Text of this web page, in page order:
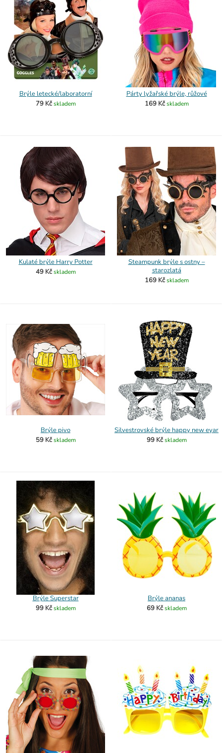
Brýle letecké/laboratorní
79 Kč skladem
Párty lyžařské brýle, růžové
169 Kč skladem
Kulaté brýle Harry Potter
49 Kč skladem
Steampunk brýle s ostny –
starozlatá
169 Kč skladem
Brýle pivo
59 Kč skladem
Silvestrovské brýle happy new eyar
99 Kč skladem
Brýle Superstar
99 Kč skladem
Brýle ananas
69 Kč skladem